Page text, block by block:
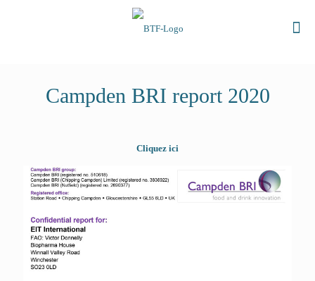
Campden BRI report 2020
Cliquez ici